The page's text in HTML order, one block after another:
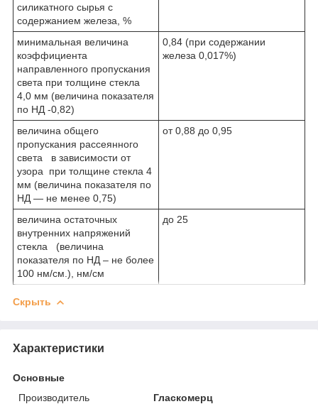
силикатного сырья с
содержанием железа, %
минимальная величина
коэффициента
направленного пропускания
света при толщине стекла
4,0 мм (величина показателя
по НД -0,82)
0,84 (при содержании
железа 0,017%)
величина общего
пропускания рассеянного
света в зависимости от
узора при толщине стекла 4
мм (величина показателя по
НД — не менее 0,75)
от 0,88 до 0,95
величина остаточных
внутренних напряжений
стекла (величина
показателя по НД – не более
100 нм/см.), нм/см
до 25
Скрыть
Характеристики
Основные
Производитель
Гласкомерц